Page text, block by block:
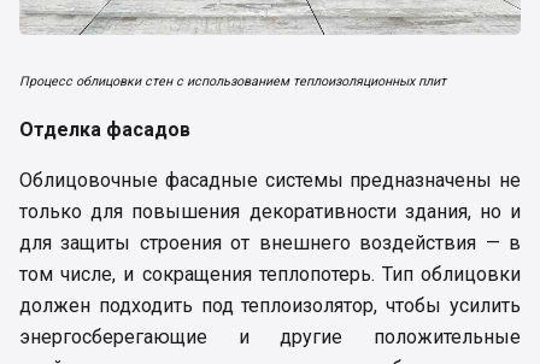
Процесс облицовки стен с использованием теплоизоляционных плит
Отделка фасадов
Облицовочные фасадные системы предназначены не
только для повышения декоративности здания, но и
для защиты строения от внешнего воздействия — в
том числе, и сокращения теплопотерь. Тип облицовки
должен подходить под теплоизолятор, чтобы усилить
энергосберегающие и другие положительные